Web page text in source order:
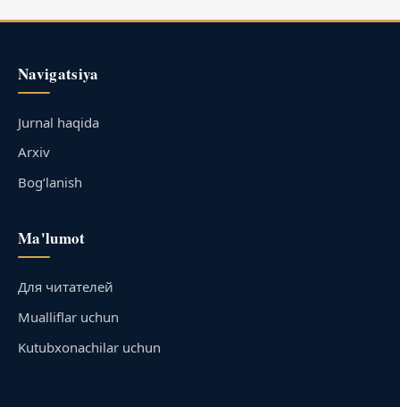
Navigatsiya
Jurnal haqida
Arxiv
Bog‘lanish
Ma'lumot
Для читателей
Mualliflar uchun
Kutubxonachilar uchun